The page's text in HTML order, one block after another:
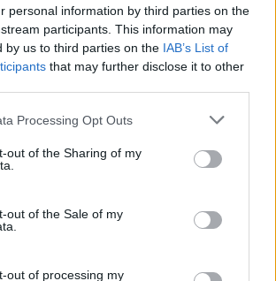
personal information by third parties on the
participants. This information may
by us to third parties on the IAB’s List of
that may further disclose it to other
Processing Opt Outs
out of the Sharing of my
out of the Sale of my
out of processing my
DI LEGNANO